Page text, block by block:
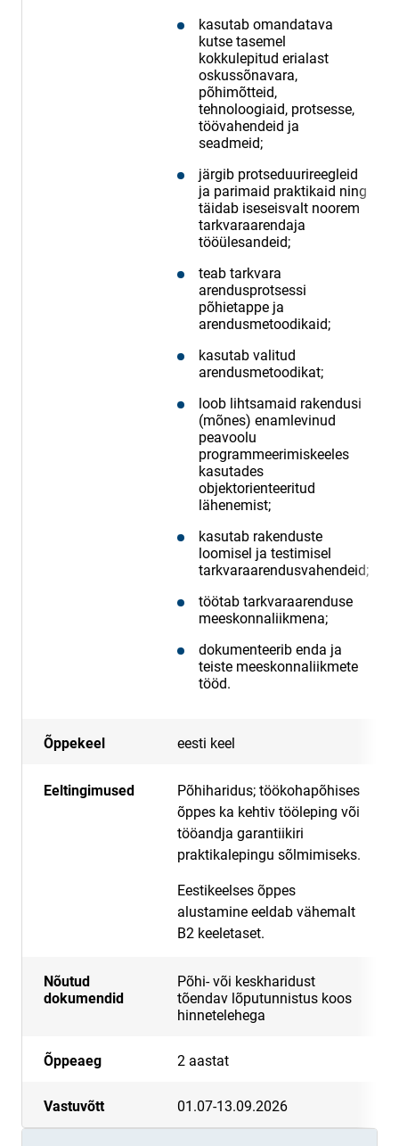
kasutab omandatava
kutse tasemel
kokkulepitud erialast
oskussõnavara,
põhimõtteid,
tehnoloogiaid, protsesse,
töövahendeid ja
seadmeid;
järgib protseduurireegleid
ja parimaid praktikaid ning
täidab iseseisvalt noorem
tarkvaraarendaja
tööülesandeid;
teab tarkvara
arendusprotsessi
põhietappe ja
arendusmetoodikaid;
kasutab valitud
arendusmetoodikat;
loob lihtsamaid rakendusi
(mõnes) enamlevinud
peavoolu
programmeerimiskeeles
kasutades
objektorienteeritud
lähenemist;
kasutab rakenduste
loomisel ja testimisel
tarkvaraarendusvahendeid;
töötab tarkvaraarenduse
meeskonnaliikmena;
dokumenteerib enda ja
teiste meeskonnaliikmete
tööd.
Õppekeel eesti keel
Eeltingimused
Põhiharidus; töökohapõhises
õppes ka kehtiv tööleping või
tööandja garantiikiri
praktikalepingu sõlmimiseks.
Eestikeelses õppes
alustamine eeldab vähemalt
B2 keeletaset.
Nõutud
dokumendid
Põhi- või keskharidust
tõendav lõputunnistus koos
hinnetelehega
Õppeaeg 2 aastat
Vastuvõtt 01.07-13.09.2026